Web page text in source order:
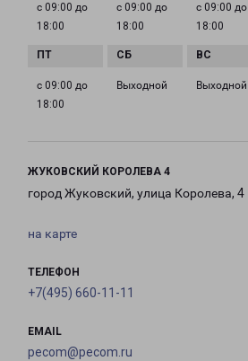
с 09:00 до
18:00
с 09:00 до
18:00
с 09:00 до
18:00
с 09:00 до
18:00
Выходной Выходной
ЖУКОВСКИЙ КОРОЛЕВА 4
город Жуковский, улица Королева, 4
на карте
ТЕЛЕФОН
+7(495) 660-11-11
EMAIL
pecom@pecom.ru